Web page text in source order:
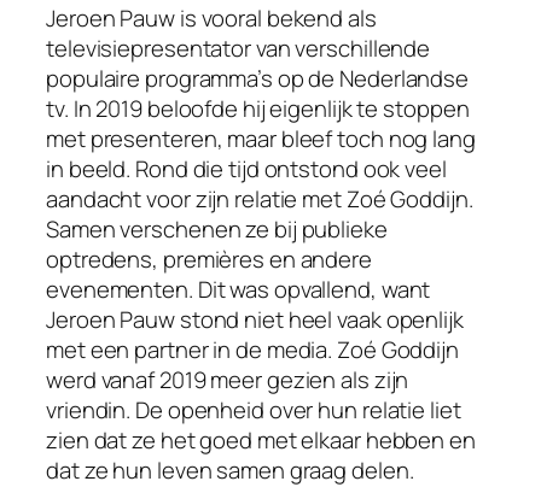
Jeroen Pauw is vooral bekend als
televisiepresentator van verschillende
populaire programma’s op de Nederlandse
tv. In 2019 beloofde hij eigenlijk te stoppen
met presenteren, maar bleef toch nog lang
in beeld. Rond die tijd ontstond ook veel
aandacht voor zijn relatie met Zoé Goddijn.
Samen verschenen ze bij publieke
optredens, premières en andere
evenementen. Dit was opvallend, want
Jeroen Pauw stond niet heel vaak openlijk
met een partner in de media. Zoé Goddijn
werd vanaf 2019 meer gezien als zijn
vriendin. De openheid over hun relatie liet
zien dat ze het goed met elkaar hebben en
dat ze hun leven samen graag delen.